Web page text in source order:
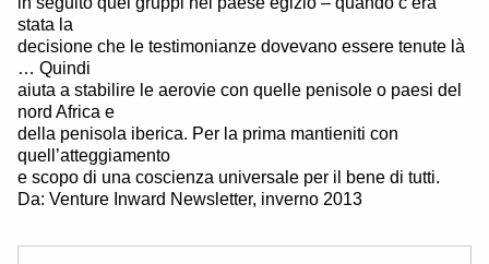
stata la
decisione che le testimonianze dovevano essere tenute là
… Quindi
aiuta a stabilire le aerovie con quelle penisole o paesi del
nord Africa e
della penisola iberica. Per la prima mantieniti con
quell’atteggiamento
e scopo di una coscienza universale per il bene di tutti.
Da: Venture Inward Newsletter, inverno 2013